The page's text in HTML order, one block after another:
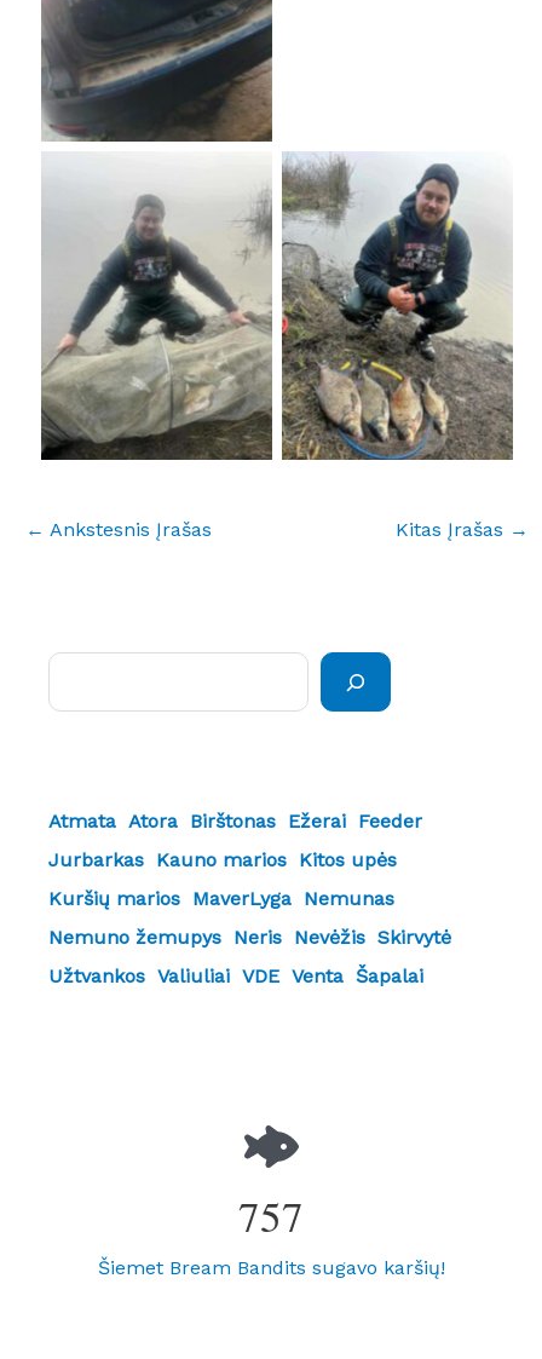
No Caption No Caption
← Ankstesnis Įrašas Kitas Įrašas →
Atmata Atora Birštonas Ežerai Feeder
Jurbarkas Kauno marios Kitos upės
Kuršių marios MaverLyga Nemunas
Nemuno žemupys Neris Nevėžis Skirvytė
Užtvankos Valiuliai VDE Venta Šapalai
757
Šiemet Bream Bandits sugavo karšių!